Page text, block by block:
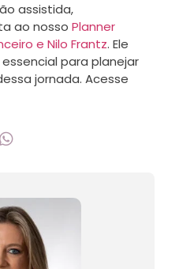
assistida,
ao nosso Planner
e Nilo Frantz. Ele
para planejar
jornada. Acesse